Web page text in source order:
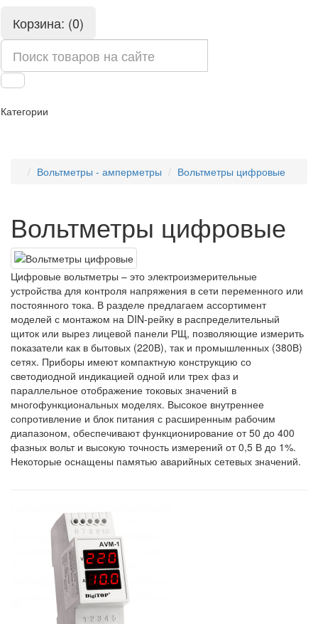
Корзина: (0)
Категории
Вольтметры - амперметры Вольтметры цифровые
Вольтметры цифровые
Цифровые вольтметры – это электроизмерительные
устройства для контроля напряжения в сети переменного или
постоянного тока. В разделе предлагаем ассортимент
моделей с монтажом на DIN-рейку в распределительный
щиток или вырез лицевой панели РЩ, позволяющие измерить
показатели как в бытовых (220В), так и промышленных (380В)
сетях. Приборы имеют компактную конструкцию со
светодиодной индикацией одной или трех фаз и
параллельное отображение токовых значений в
многофункциональных моделях. Высокое внутреннее
сопротивление и блок питания с расширенным рабочим
диапазоном, обеспечивают функционирование от 50 до 400
фазных вольт и высокую точность измерений от 0,5 В до 1%.
Некоторые оснащены памятью аварийных сетевых значений.